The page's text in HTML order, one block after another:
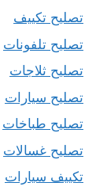
تصليح تكييف
تصليح تلفونات
تصليح ثلاجات
تصليح سيارات
تصليح طباخات
تصليح غسالات
تكييف سيارات